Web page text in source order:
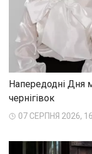
Напередодні Дня
чернігівок
07 СЕРПНЯ 2026,